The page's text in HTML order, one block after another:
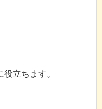
立ちます。